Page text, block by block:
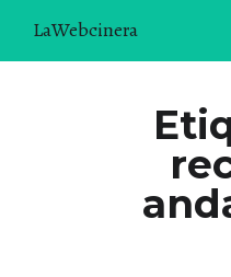
LaWebcinera